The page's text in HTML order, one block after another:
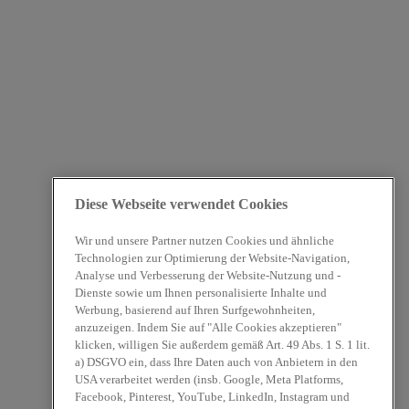
Diese Webseite verwendet Cookies
Wir und unsere Partner nutzen Cookies und ähnliche
Technologien zur Optimierung der Website-Navigation,
Analyse und Verbesserung der Website-Nutzung und -
Dienste sowie um Ihnen personalisierte Inhalte und
Werbung, basierend auf Ihren Surfgewohnheiten,
anzuzeigen. Indem Sie auf "Alle Cookies akzeptieren"
klicken, willigen Sie außerdem gemäß Art. 49 Abs. 1 S. 1 lit.
a) DSGVO ein, dass Ihre Daten auch von Anbietern in den
USA verarbeitet werden (insb. Google, Meta Platforms,
Facebook, Pinterest, YouTube, LinkedIn, Instagram und